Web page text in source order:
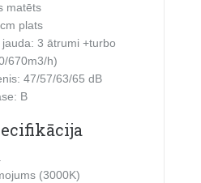
matēts
plats
3 ātrumi +turbo
670m3/h)
47/57/63/65 dB
B
(3000K)